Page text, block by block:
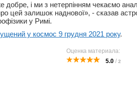
і ми з нетерпінням чекаємо
цей залишок наднової», - сказав
у Римі.
у космос 9 грудня 2021 року.
Оценка материала:
5.0 / 2